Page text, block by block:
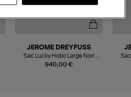
940,00 €
JEROME DREYFUSS
Sac Lucky Hobo Large Noir
Brass